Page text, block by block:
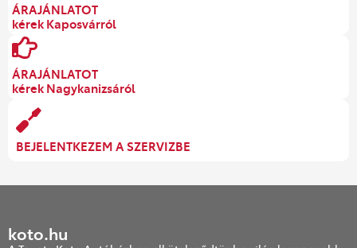
ÁRAJÁNLATOT
kérek Kaposvárról
ÁRAJÁNLATOT
kérek Nagykanizsáról
BEJELENTKEZEM A SZERVIZBE
koto.hu